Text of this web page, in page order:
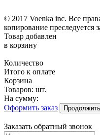
© 2017 Voenka inc. Все
копирование преследуется
Товар добавлен
в корзину
Количество
Итого к оплате
Корзина
Товаров: шт.
На сумму:
Оформить заказ
Заказать обратный звонок